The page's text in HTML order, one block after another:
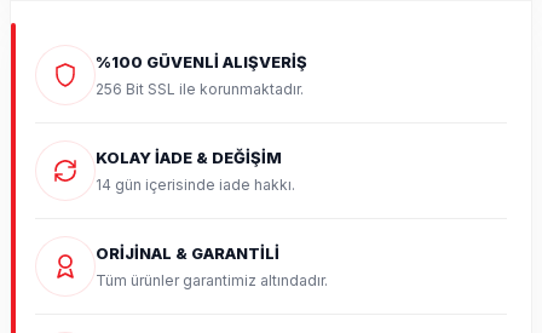
%100 GÜVENLİ ALIŞVERİŞ
256 Bit SSL ile korunmaktadır.
KOLAY İADE & DEĞİŞİM
14 gün içerisinde iade hakkı.
ORİJİNAL & GARANTİLİ
Tüm ürünler garantimiz altındadır.